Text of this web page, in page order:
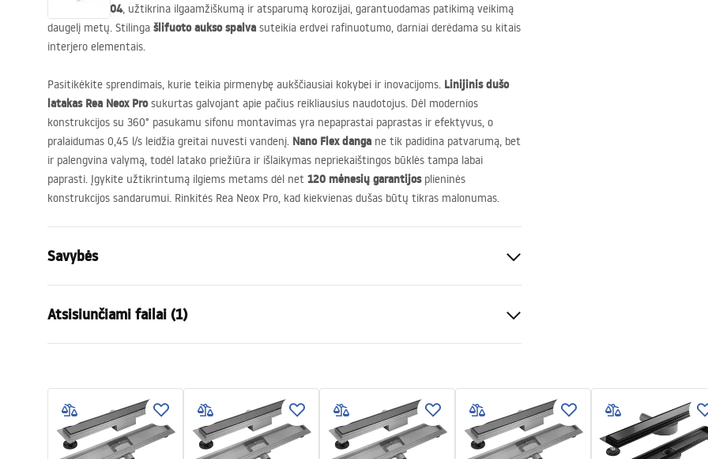
304, užtikrina ilgaamžiškumą ir atsparumą korozijai, garantuodamas patikimą veikimą
daugelį metų. Stilinga šlifuoto aukso spalva suteikia erdvei rafinuotumo, darniai derėdama su kitais
interjero elementais.
Pasitikėkite sprendimais, kurie teikia pirmenybę aukščiausiai kokybei ir inovacijoms. Linijinis dušo
latakas Rea Neox Prosukurtas galvojant apie pačius reikliausius naudotojus. Dėl modernios
konstrukcijos su 360° pasukamu sifonu montavimas yra nepaprastai paprastas ir efektyvus, o
pralaidumas 0,45 l/s leidžia greitai nuvesti vandenį. Nano Flex danga ne tik padidina patvarumą, bet
ir palengvina valymą, todėl latako priežiūra ir išlaikymas nepriekaištingos būklės tampa labai
paprasti. Įgykite užtikrintumą ilgiems metams dėl net 120 mėnesių garantijosplieninės
konstrukcijos sandarumui. Rinkitės Rea Neox Pro, kad kiekvienas dušas būtų tikras malonumas.
Savybės
Sifono tipas
Drenažo ilgis (cm)
80
Viršelio tipas
vienpusis in priklijuojavimų plytelėm
Talpa
Atsisiunčiami failai (1)
LINEAR-3.pdf